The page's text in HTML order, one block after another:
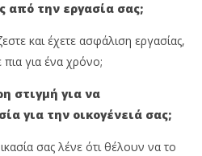
από την εργασία σας;
και έχετε ασφάλιση εργασίας,
πια για ένα χρόνο;
στιγμή για να
για την οικογένειά σας;
σας λένε ότι θέλουν να το